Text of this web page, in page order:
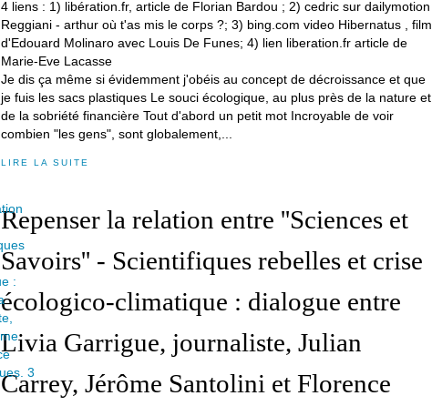
Je dis ça même si évidemment j'obéis au concept de décroissance et que
je fuis les sacs plastiques Le souci écologique, au plus près de la nature et
de la sobriété financière Tout d'abord un petit mot Incroyable de voir
combien "les gens", sont globalement,...
LIRE LA SUITE
Repenser la relation entre ''Sciences et
Savoirs'' - Scientifiques rebelles et crise
écologico-climatique : dialogue entre
Livia Garrigue, journaliste, Julian
Carrey, Jérôme Santolini et Florence